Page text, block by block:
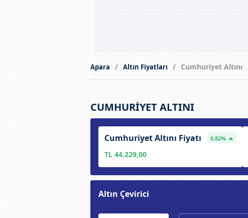
Apara Altın Fiyatları Cumhuriyet Altını
CUMHURİYET ALTINI
Cumhuriyet Altını Fiyatı 0,82%
TL 44.229,00
Altın Çevirici